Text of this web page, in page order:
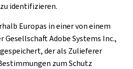
identifizieren.
Europas in einer von einem
Adobe Systems Inc.,
der als Zulieferer
zum Schutz